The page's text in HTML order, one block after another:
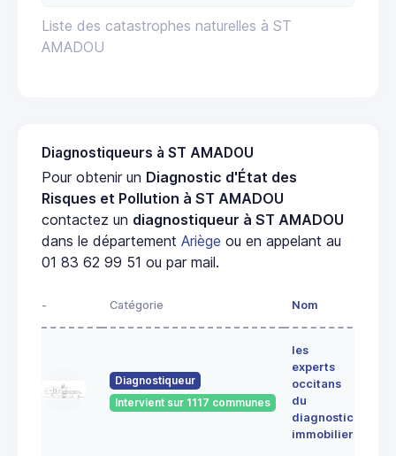
Liste des catastrophes naturelles à ST
AMADOU
Diagnostiqueurs à ST AMADOU
Pour obtenir un Diagnostic d'État des
Risques et Pollution à ST AMADOU
contactez un diagnostiqueur à ST AMADOU
dans le département Ariège ou en appelant au
01 83 62 99 51 ou par mail.
- Catégorie Nom
Diagnostiqueur
Intervient sur 1117 communes
les
experts
occitans
du
diagnostic
immobilier